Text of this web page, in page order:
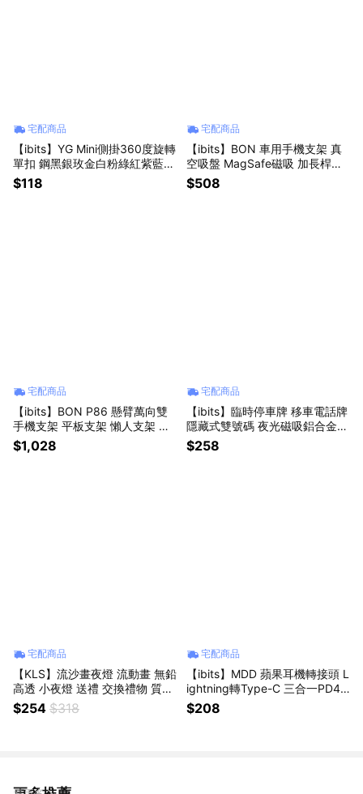
宅配商品
【ibits】YG Mini側掛360度旋轉
單扣 鋼黑銀玫金白粉綠紅紫藍暗
橙 BI6037
$118
宅配商品
【ibits】BON 車用手機支架 真
空吸盤 MagSafe磁吸 加長桿折
疊旋轉 深空灰 K37
$508
宅配商品
【ibits】BON P86 懸臂萬向雙
手機支架 平板支架 懶人支架 直
播支架 夾頭 長臂 多角度調節 螺
旋鎖式底座
$1,028
宅配商品
【ibits】臨時停車牌 移車電話牌
隱藏式雙號碼 夜光磁吸鋁合金防
騷擾 Y10
$258
宅配商品
【KLS】流沙畫夜燈 流動畫 無鉛
高透 小夜燈 送禮 交換禮物 質感
居家 治癒 氣氛燈 裝飾燈 LED 網
美燈 3D
$254 $318
宅配商品
【ibits】MDD 蘋果耳機轉接頭 L
ightning轉Type-C 三合一PD45
W快充 HiFi LF/CM-FF2
$208